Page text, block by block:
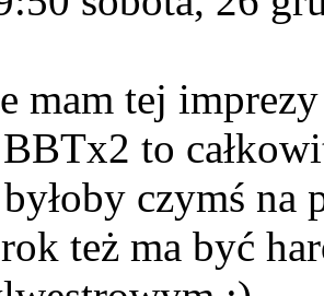
mam tej
to
czymś na
też ma być